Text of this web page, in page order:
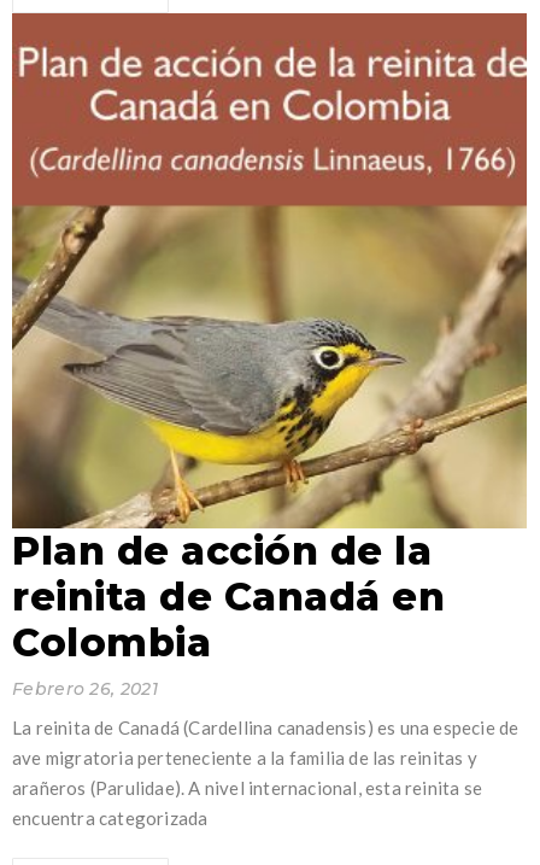
Plan de acción de la
reinita de Canadá en
Colombia
Febrero 26, 2021
La reinita de Canadá (Cardellina canadensis) es una especie de
ave migratoria perteneciente a la familia de las reinitas y
arañeros (Parulidae). A nivel internacional, esta reinita se
encuentra categorizada